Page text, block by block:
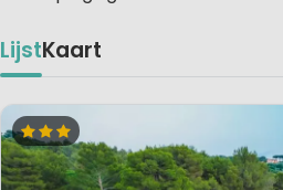
Voor iedereen zijn
zonneparasol
zijn er
LijstKaart